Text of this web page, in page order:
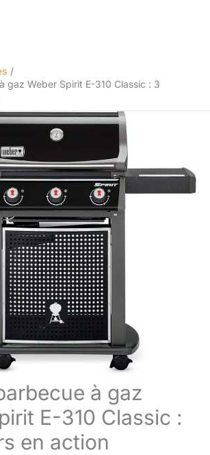
gaz Weber Spirit E-310 Classic : 3
à gaz
E-310 Classic :
en action